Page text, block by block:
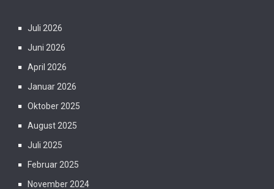
Juli 2026
Juni 2026
April 2026
Januar 2026
Oktober 2025
August 2025
Juli 2025
Februar 2025
November 2024